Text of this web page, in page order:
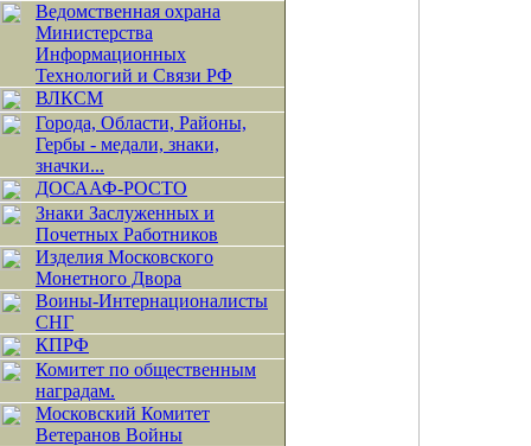
Ведомственная охрана
Министерства
Информационных
Технологий и Связи РФ
ВЛКСМ
Города, Области, Районы,
Гербы - медали, знаки,
значки...
ДОСААФ-РОСТО
Знаки Заслуженных и
Почетных Работников
Изделия Московского
Монетного Двора
Воины-Интернационалисты
СНГ
КПРФ
Комитет по общественным
наградам.
Московский Комитет
Ветеранов Войны